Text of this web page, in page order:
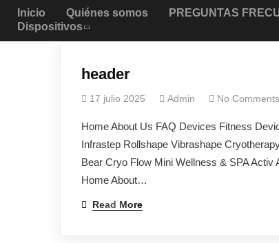
Inicio Quiénes somos
PREGUNTAS
Dispositivos
header
17 julio 2025 Admin No Comments
Home About Us FAQ Devices Fitness
Infrastep Rollshape Vibrashape
Bear Cryo Flow Mini Wellness & SPA
Home About…
Read More